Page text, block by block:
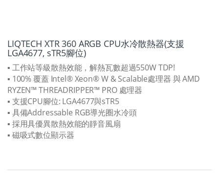
LIQTECH XTR 360 ARGB CPU水冷散熱器(支援
LGA4677, sTR5腳位)
▪ 工作站等級散熱效能，解熱瓦數超過550W TDP!
▪ 100% 覆蓋 Intel® Xeon® W & Scalable處理器 與 AMD
RYZEN™ THREADRIPPER™ PRO 處理器
▪ 支援CPU腳位: LGA4677與sTR5
▪ 具備Addressable RGB導光圈水冷頭
▪ 採用具優異散熱效能的靜音風扇
▪ 磁吸式數位顯示器